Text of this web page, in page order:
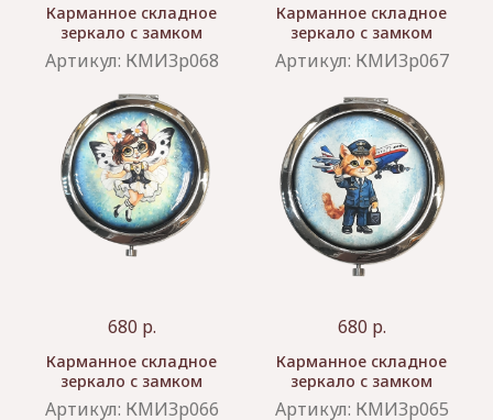
Карманное складное
зеркало с замком
Артикул: КМИЗр068
Карманное складное
зеркало с замком
Артикул: КМИЗр067
680 р.
Карманное складное
зеркало с замком
Артикул: КМИЗр066
680 р.
Карманное складное
зеркало с замком
Артикул: КМИЗр065